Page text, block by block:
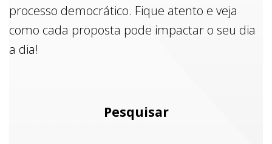
processo democrático. Fique atento e veja
como cada proposta pode impactar o seu dia
a dia!
Pesquisar